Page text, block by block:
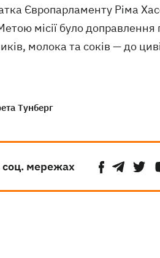
Європарламенту Ріма
місії було
молока та соків — до
Тунберг
соц. мережах